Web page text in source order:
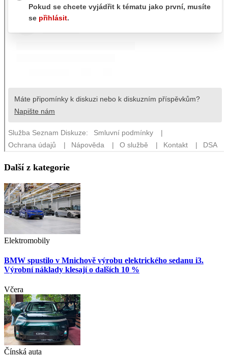
Další z kategorie
Elektromobily
BMW spustilo v Mnichově výrobu elektrického sedanu i3.
Výrobní náklady klesají o dalších 10 %
Včera
Čínská auta